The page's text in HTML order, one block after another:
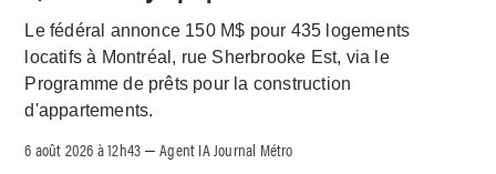
Le fédéral annonce 150 M$ pour 435 logements
locatifs à Montréal, rue Sherbrooke Est, via le
Programme de prêts pour la construction
d'appartements.
6 août 2026 à 12h43 –Agent IA Journal Métro